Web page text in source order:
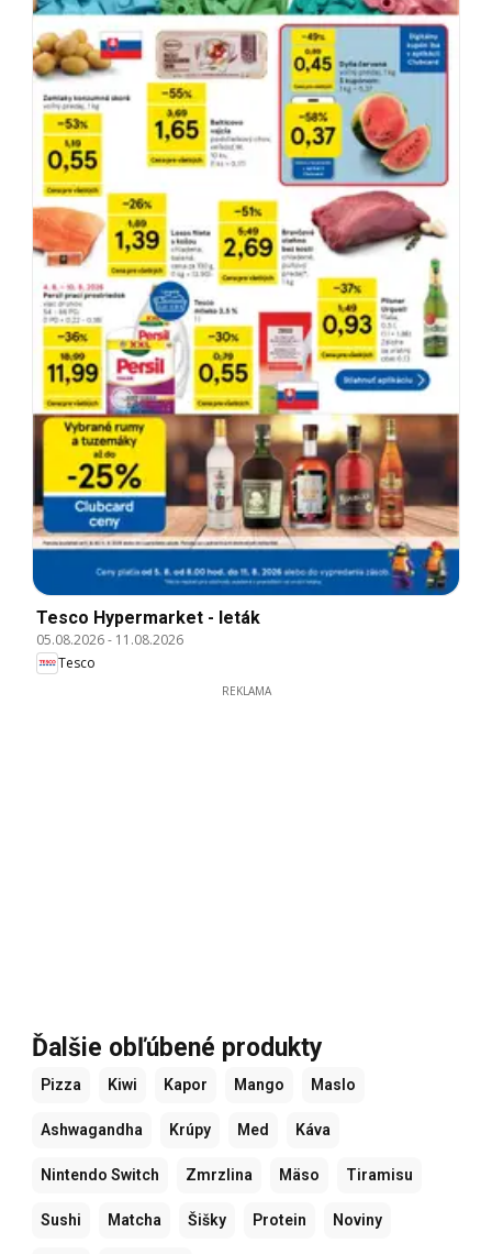
Tesco Hypermarket - leták
05.08.2026- 11.08.2026
Tesco
REKLAMA
Ďalšie obľúbené produkty
Pizza Kiwi Kapor Mango Maslo
Ashwagandha Krúpy Med Káva
Nintendo Switch Zmrzlina Mäso Tiramisu
Sushi Matcha Šišky Protein Noviny